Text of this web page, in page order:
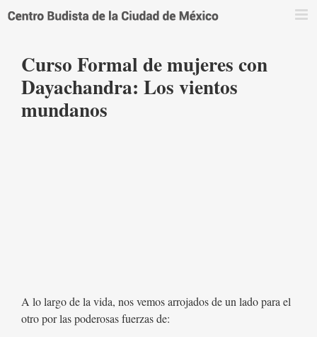
Curso Formal de mujeres con
Dayachandra: Los vientos
mundanos
A lo largo de la vida, nos vemos arrojados de un lado para el
otro por las poderosas fuerzas de: